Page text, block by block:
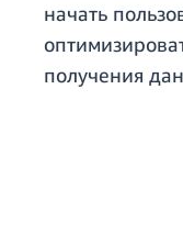
начать
получения